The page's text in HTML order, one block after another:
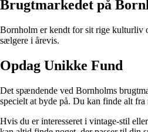
Brugtmarkedet på
Bornholm er kendt for sit rige kulturliv
sælgere i årevis.
Opdag Unikke Fund
Det spændende ved Bornholms
specielt at byde på. Du kan finde alt
Hvis du er interesseret i vintage-stil